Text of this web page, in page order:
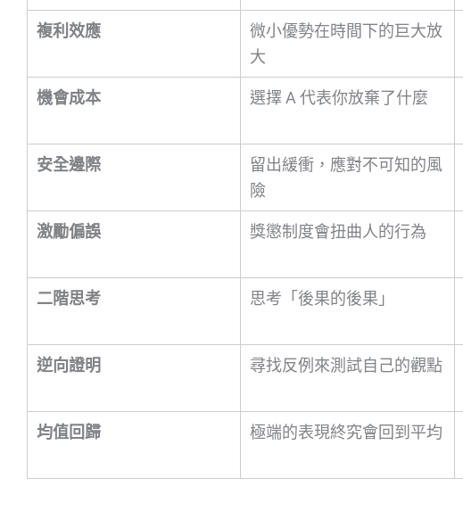
複利效應
微小優勢在時間下的巨大放
大
機會成本 選擇 A 代表你放棄了什麼
安全邊際
留出緩衝，應對不可知的風
險
激勵偏誤 獎懲制度會扭曲人的行為
二階思考 思考「後果的後果」
逆向證明 尋找反例來測試自己的觀點
均值回歸 極端的表現終究會回到平均